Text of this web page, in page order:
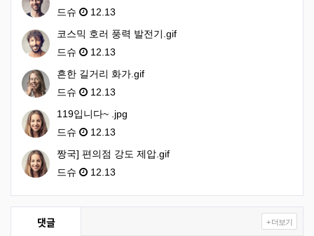
드슈
12.13
코스믹 호러 풍력 발전기.gif
드슈
12.13
흔한 길거리 화가.gif
드슈
12.13
119입니다~ .jpg
드슈
12.13
짱국] 편의점 강도 제압.gif
드슈
12.13
댓글 + 더보기